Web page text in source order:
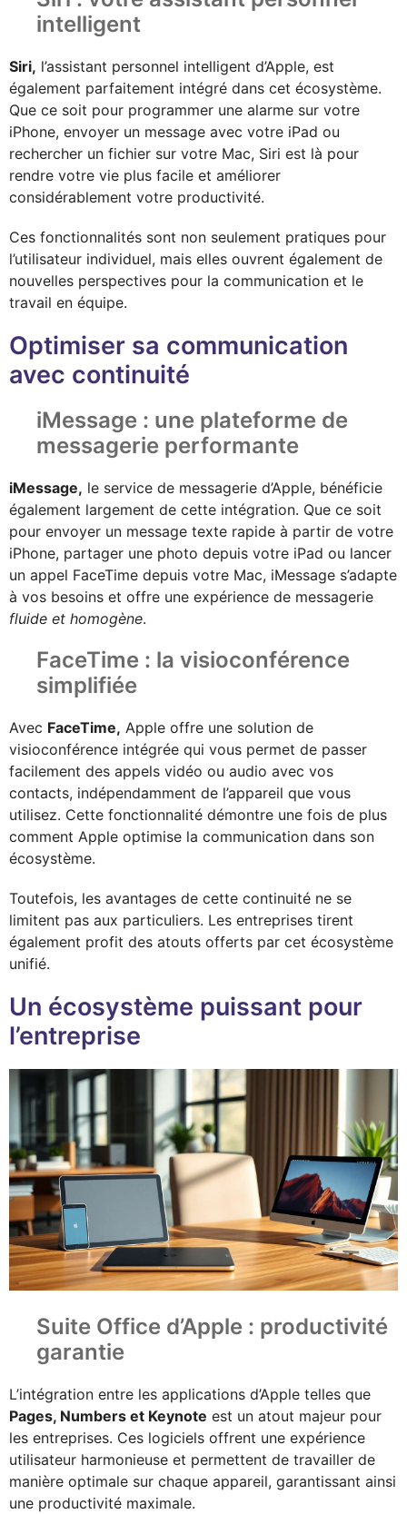
intelligent
Siri, l’assistant personnel intelligent d’Apple, est
également parfaitement intégré dans cet écosystème.
Que ce soit pour programmer une alarme sur votre
iPhone, envoyer un message avec votre iPad ou
rechercher un fichier sur votre Mac, Siri est là pour
rendre votre vie plus facile et améliorer
considérablement votre productivité.
Ces fonctionnalités sont non seulement pratiques pour
l’utilisateur individuel, mais elles ouvrent également de
nouvelles perspectives pour la communication et le
travail en équipe.
Optimiser sa communication
avec continuité
iMessage : une plateforme de
messagerie performante
iMessage, le service de messagerie d’Apple, bénéficie
également largement de cette intégration. Que ce soit
pour envoyer un message texte rapide à partir de votre
iPhone, partager une photo depuis votre iPad ou lancer
un appel FaceTime depuis votre Mac, iMessage s’adapte
à vos besoins et offre une expérience de messagerie
fluide et homogène.
FaceTime : la visioconférence
simplifiée
Avec FaceTime, Apple offre une solution de
visioconférence intégrée qui vous permet de passer
facilement des appels vidéo ou audio avec vos
contacts, indépendamment de l’appareil que vous
utilisez. Cette fonctionnalité démontre une fois de plus
comment Apple optimise la communication dans son
écosystème.
Toutefois, les avantages de cette continuité ne se
limitent pas aux particuliers. Les entreprises tirent
également profit des atouts offerts par cet écosystème
unifié.
Un écosystème puissant pour
l’entreprise
Suite Office d’Apple : productivité
garantie
L’intégration entre les applications d’Apple telles que
Pages, Numbers et Keynote est un atout majeur pour
les entreprises. Ces logiciels offrent une expérience
utilisateur harmonieuse et permettent de travailler de
manière optimale sur chaque appareil, garantissant ainsi
une productivité maximale.